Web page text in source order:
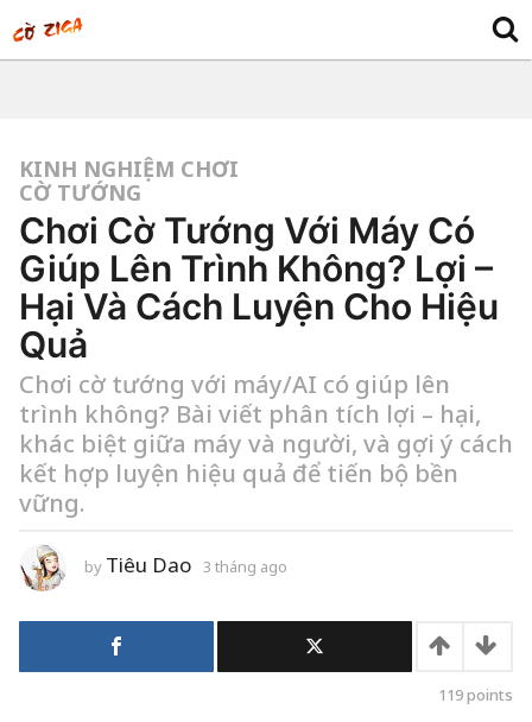
KINH NGHIỆM CHƠI
CỜ TƯỚNG
Chơi Cờ Tướng Với Máy Có
Giúp Lên Trình Không? Lợi –
Hại Và Cách Luyện Cho Hiệu
Quả
Chơi cờ tướng với máy/AI có giúp lên
trình không? Bài viết phân tích lợi – hại,
khác biệt giữa máy và người, và gợi ý cách
kết hợp luyện hiệu quả để tiến bộ bền
vững.
by Tiêu Dao 3 tháng ago
á
119points